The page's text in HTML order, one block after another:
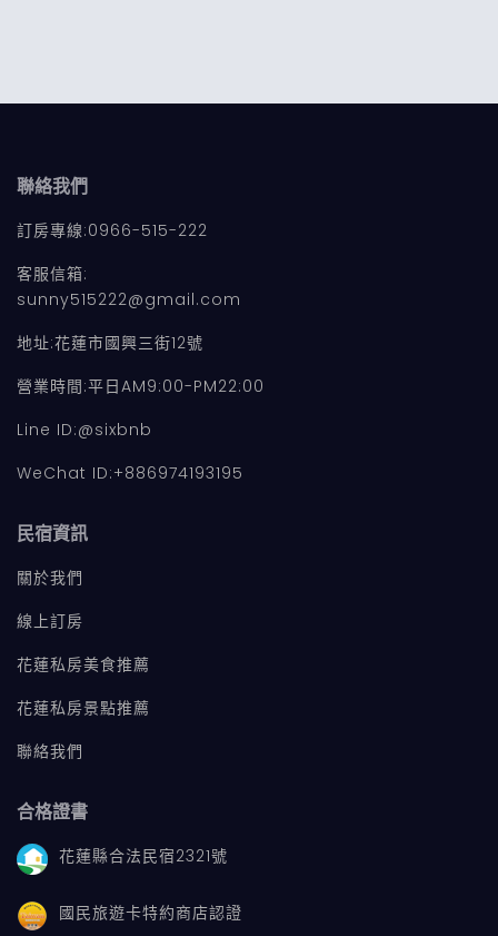
聯絡我們
訂房專線:0966-515-222
客服信箱:
sunny515222@gmail.com
地址:花蓮市國興三街12號
營業時間:平日AM9:00-PM22:00
Line ID:@sixbnb
WeChat ID:+886974193195
民宿資訊
關於我們
線上訂房
花蓮私房美食推薦
花蓮私房景點推薦
聯絡我們
合格證書
花蓮縣合法民宿2321號
國民旅遊卡特約商店認證